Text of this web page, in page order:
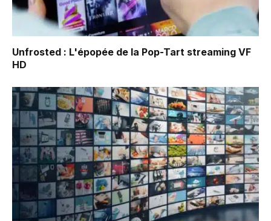
Unfrosted : L'épopée de la Pop-Tart streaming VF
HD